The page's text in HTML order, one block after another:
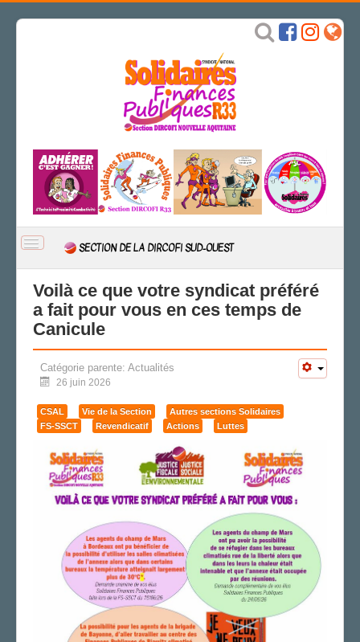
BASCULER
NAVIGATION
SECTION DE LA DIRCOFI SUD-OUEST
ACTUALITÉ
Actions
CSAL
CAP/Recours
FS SSCT
Action sociale
Vie de la section
JOURNAL LOCAL
LA SECTION
AGENDA
ADHÉRER
Voilà ce que votre syndicat préféré
a fait pour vous en ces temps de
Canicule
Catégorie parente: Actualités
26 juin 2026
CSAL Vie de la Section
Autres sections Solidaires
FS-SSCT
Revendicatif Actions Luttes